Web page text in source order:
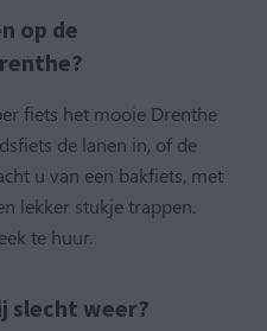
op de
fiets het mooie Drenthe
de lanen in, of de
u van een bakfiets, met
lekker stukje trappen.
te huur.
slecht weer?